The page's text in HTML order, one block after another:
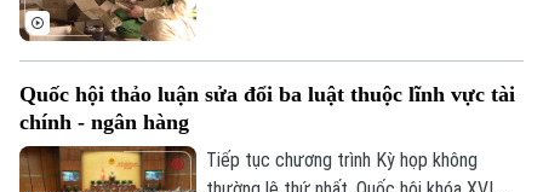
không rõ nguồn gốc.
Quốc hội thảo luận sửa đổi ba luật thuộc lĩnh vực tài
chính - ngân hàng
Tiếp tục chương trình Kỳ họp không